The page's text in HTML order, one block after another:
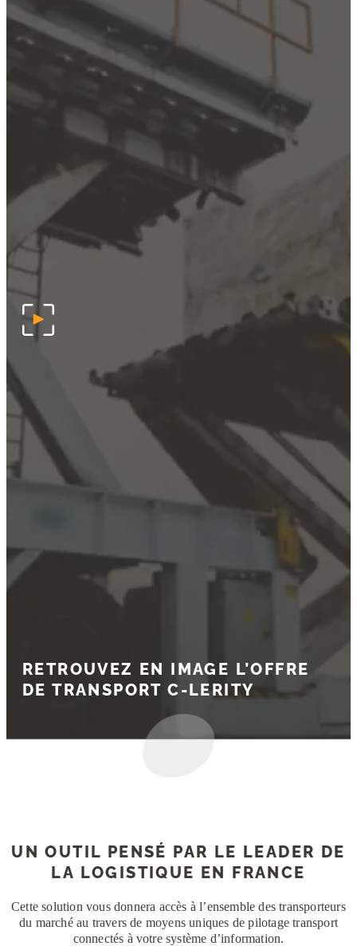
RETROUVEZ EN IMAGE L’OFFRE
DE TRANSPORT C-LERITY
UN OUTIL PENSÉ PAR LE LEADER DE
LA LOGISTIQUE EN FRANCE
Cette solution vous donnera accès à l’ensemble des transporteurs
du marché au travers de moyens uniques de pilotage transport
connectés à votre système d’information.